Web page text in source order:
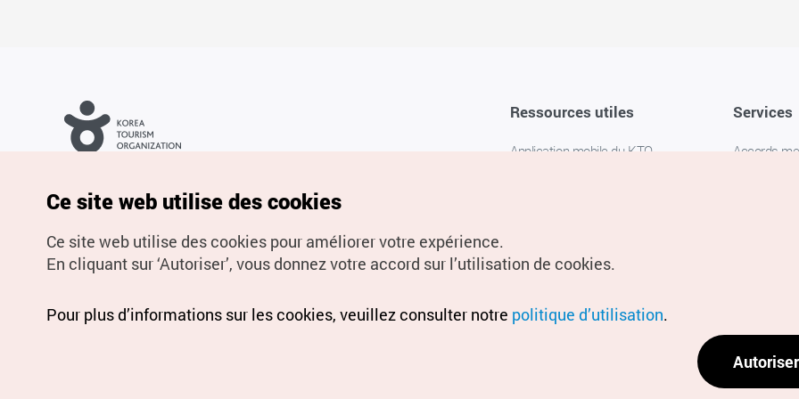
Ressources utiles
Application mobile du KTO
Services
Accords
Politique
localisation
Pour les rapports d'erreurs et demandes de renseignements,
adressez vos demandes à
Ce site web utilise des cookies
Ce site web utilise des cookies pour améliorer votre expérience.
En cliquant sur ‘Autoriser’, vous donnez votre accord sur l’utilisation de cookies.
Pour plus d’informations sur les cookies, veuillez consulter notre politique d’utilisation.